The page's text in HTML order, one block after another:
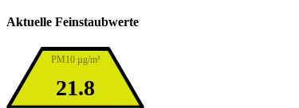
Aktuelle Feinstaubwerte
PM10 µg/m³
21.8